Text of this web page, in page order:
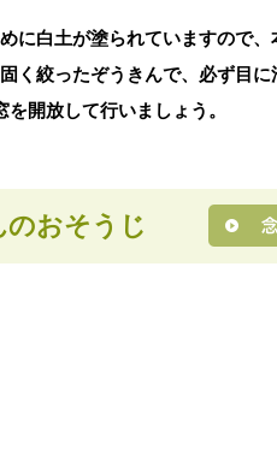
に白土が塗られていますので
く絞ったぞうきんで、必ず目に
開放して行いましょう。
のおそうじ